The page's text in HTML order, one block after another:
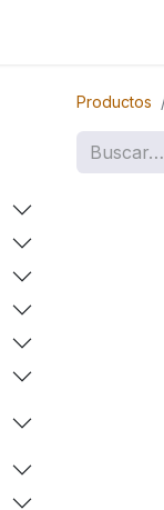
Productos